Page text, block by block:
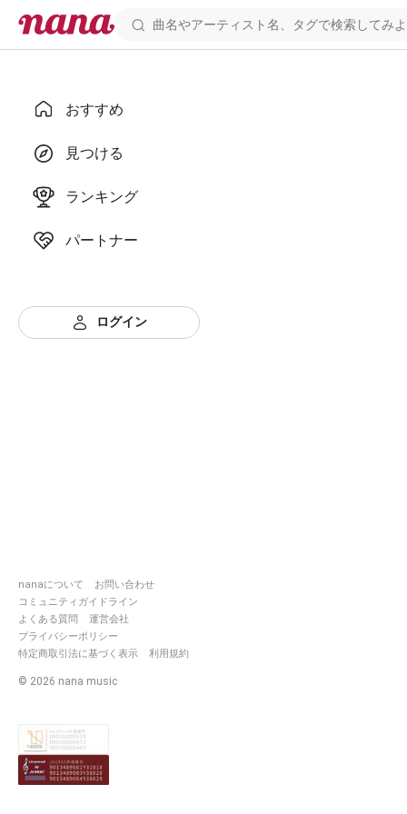
おすすめ
見つける
ランキング
パートナー
ログイン
nanaについて
お問い合わせ
コミュニティガイドライン
よくある質問
運営会社
プライバシーポリシー
特定商取引法に基づく表示
利用規約
© 2026 nana music